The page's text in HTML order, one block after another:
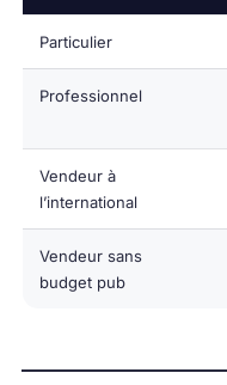
Particulier
Professionnel
Vendeur à
l’international
Vendeur sans
budget pub